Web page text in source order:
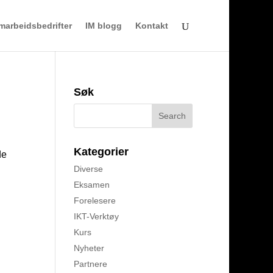
IM blogg Kontakt
Søk
Kategorier
Diverse
Eksamen
Forelesere
IKT-Verktøy
Kurs
Nyheter
Partnere